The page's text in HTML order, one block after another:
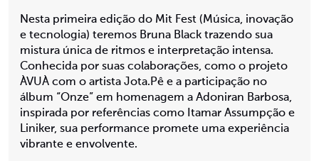
Nesta primeira edição do Mit Fest (Música, inovação
e tecnologia) teremos Bruna Black trazendo sua
mistura única de ritmos e interpretação intensa.
Conhecida por suas colaborações, como o projeto
ÀVUÀ com o artista Jota.Pê e a participação no
álbum “Onze” em homenagem a Adoniran Barbosa,
inspirada por referências como Itamar Assumpção e
Liniker, sua performance promete uma experiência
vibrante e envolvente.